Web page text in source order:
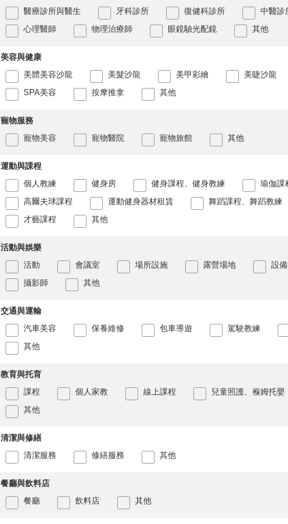
醫療診所與醫生
牙科診所 復健科診所 中醫診
心理醫師 物理治療師 眼鏡驗光配鏡 其他
美容與健康
美體美容沙龍
美髮沙龍 美甲彩繪 美睫沙龍
SPA美容 按摩推拿 其他
寵物服務
寵物美容
寵物醫院 寵物旅館 其他
運動與課程
個人教練
健身房 健身課程、健身教練 瑜伽課
高爾夫球課程 運動健身器材租賃 舞蹈課程、舞蹈教練
才藝課程 其他
活動與娛樂
活動
會議室 場所設施 露營場地 設
攝影師 其他
交通與運輸
汽車美容
保養維修 包車導遊 駕駛教練
其他
教育與托育
課程
個人家教 線上課程 兒童照護、褓姆托嬰
其他
清潔與修繕
清潔服務
修繕服務 其他
餐廳與飲料店
餐廳
飲料店 其他